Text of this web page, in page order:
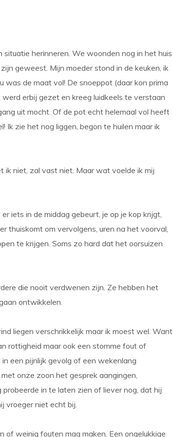
situatie herinneren. We woonden nog in het huis
geweest. Mijn moeder stond in de keuken, ik
was de maat vol! De snoeppot (daar kon prima
erbij gezet en kreeg luidkeels te verstaan
uit mocht. Of de pot echt helemaal vol heeft
zie het nog liggen, begon te huilen maar ik
ik niet, zal vast niet. Maar wat voelde ik mij
iets in de middag gebeurt, je op je kop krijgt,
thuiskomt om vervolgens, uren na het voorval,
te krijgen. Soms zo hard dat het oorsuizen
die nooit verdwenen zijn. Ze hebben het
ontwikkelen.
liegen verschrikkelijk maar ik moest wel. Want
rottigheid maar ook een stomme fout of
een pijnlijk gevolg of een wekenlang
onze zoon het gesprek aangingen,
in te laten zien of liever nog, dat hij
vroeger niet echt bij.
of weinig fouten mag maken. Een ongelukkige